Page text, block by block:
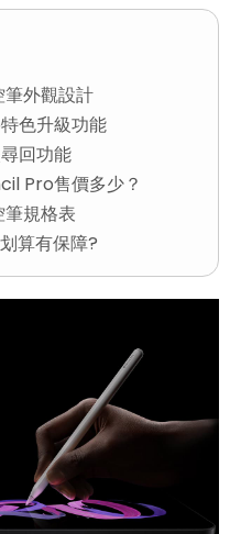
外觀設計
色升級功能
回功能
Pro售價多少？
規格表
算有保障?